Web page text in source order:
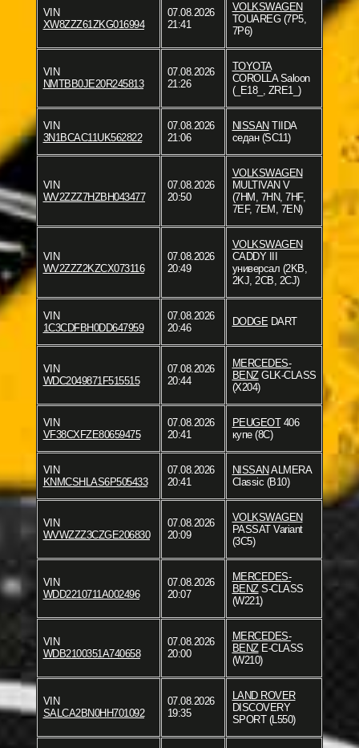
VIN
XW8ZZZ61ZKG016994
07.08.2026
21:41
VOLKSWAGEN
TOUAREG (7P5,
7P6)
VIN
NMTBB0JE20R245813
07.08.2026
21:26
TOYOTA
COROLLA Saloon
(_E18_, ZRE1_)
VIN
3N1BCAC11UK562822
07.08.2026
21:06
NISSAN TIIDA
седан (SC11)
VIN
WV2ZZZ7HZBH043477
07.08.2026
20:50
VOLKSWAGEN
MULTIVAN V
(7HM, 7HN, 7HF,
7EF, 7EM, 7EN)
VIN
WV2ZZZ2KZCX073116
07.08.2026
20:49
VOLKSWAGEN
CADDY III
универсал (2KB,
2KJ, 2CB, 2CJ)
VIN
1C3CDFBH0DD647959
07.08.2026
20:46
DODGEDART
VIN
WDC2049871F515515
07.08.2026
20:44
MERCEDES-
BENZGLK-CLASS
(X204)
VIN
VF38CXFZE80659475
07.08.2026
20:41
PEUGEOT406
купе (8C)
VIN
KNMCSHLAS6P505433
07.08.2026
20:41
NISSAN ALMERA
Classic (B10)
VIN
WVWZZZ3CZGE206830
07.08.2026
20:09
VOLKSWAGEN
PASSAT Variant
(3C5)
VIN
WDD2210711A002496
07.08.2026
20:07
MERCEDES-
BENZS-CLASS
(W221)
VIN
WDB2100351A740658
07.08.2026
20:00
MERCEDES-
BENZE-CLASS
(W210)
VIN
SALCA2BN0HH701092
07.08.2026
19:35
LAND ROVER
DISCOVERY
SPORT (L550)